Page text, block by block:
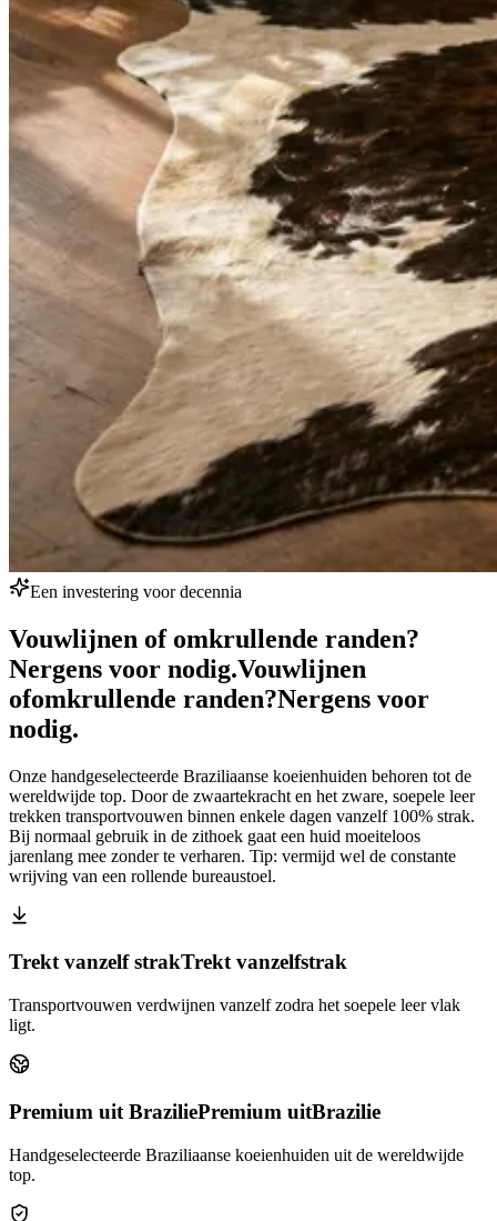
Een investering voor decennia
Vouwlijnen of omkrullende randen?
Nergens voor nodig.Vouwlijnen
ofomkrullende randen?Nergens voor
nodig.
Onze handgeselecteerde Braziliaanse koeienhuiden behoren tot de
wereldwijde top. Door de zwaartekracht en het zware, soepele leer
trekken transportvouwen binnen enkele dagen vanzelf 100% strak.
Bij normaal gebruik in de zithoek gaat een huid moeiteloos
jarenlang mee zonder te verharen. Tip: vermijd wel de constante
wrijving van een rollende bureaustoel.
Trekt vanzelf strakTrekt vanzelfstrak
Transportvouwen verdwijnen vanzelf zodra het soepele leer vlak
ligt.
Premium uit BraziliePremium uitBrazilie
Handgeselecteerde Braziliaanse koeienhuiden uit de wereldwijde
top.